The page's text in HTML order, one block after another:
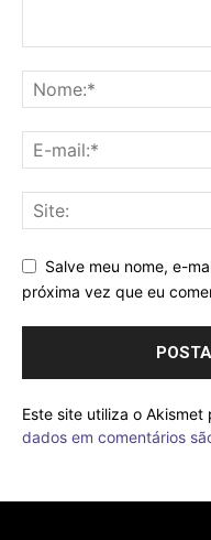
Salve meu nome, e-
próxima vez que eu
Este site utiliza o Akismet
dados em comentários